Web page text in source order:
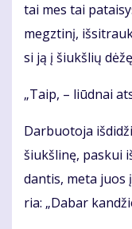
tai mes tai
megz­ti­nį,
si ją į šiukš­lių
„Taip, – liūd­nai
Dar­buo­to­ja
šiukš­li­nę, pas­kui
dan­tis, me­ta
ria: „Da­bar